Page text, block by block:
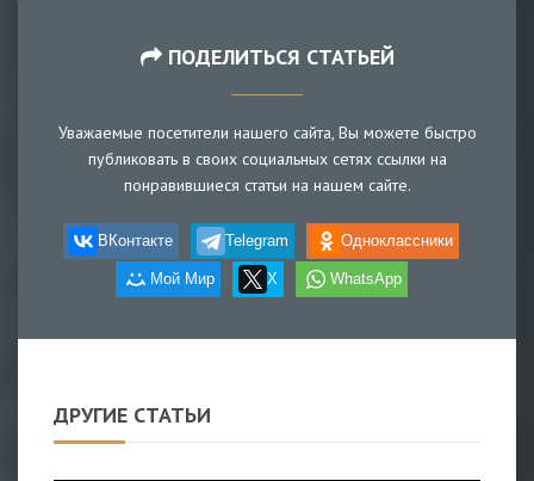
ПОДЕЛИТЬСЯ СТАТЬЕЙ
Уважаемые посетители нашего сайта, Вы можете быстро
публиковать в своих социальных сетях ссылки на
понравившиеся статьи на нашем сайте.
ВКонтакте Telegram Одноклассники
Мой Мир X WhatsApp
ДРУГИЕ СТАТЬИ